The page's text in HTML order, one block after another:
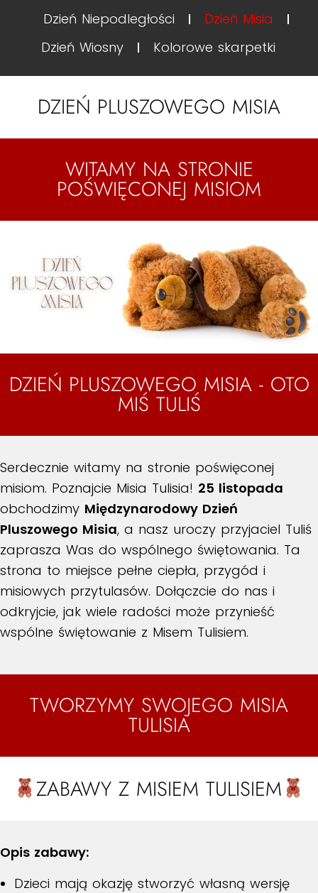
Dzień Niepodległości
Dzień Misia
Dzień Wiosny
Kolorowe skarpetki
DZIEŃ PLUSZOWEGO MISIA
WITAMY NA STRONIE
POŚWIĘCONEJ MISIOM
DZIEŃ PLUSZOWEGO MISIA - OTO
MIŚ TULIŚ
Serdecznie witamy na stronie poświęconej
misiom. Poznajcie Misia Tulisia! 25 listopada
obchodzimy Międzynarodowy Dzień
Pluszowego Misia, a nasz uroczy przyjaciel Tuliś
zaprasza Was do wspólnego świętowania. Ta
strona to miejsce pełne ciepła, przygód i
misiowych przytulasów. Dołączcie do nas i
odkryjcie, jak wiele radości może przynieść
wspólne świętowanie z Misem Tulisiem.
TWORZYMY SWOJEGO MISIA
TULISIA
ZABAWY Z MISIEM TULISIEM
Opis zabawy:
Dzieci mają okazję stworzyć własną wersję